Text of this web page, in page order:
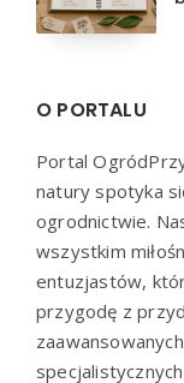
O PORTALU
Portal
natury spotyka
ogrodnictwie.
wszystkim
entuzjastów,
przygodę z